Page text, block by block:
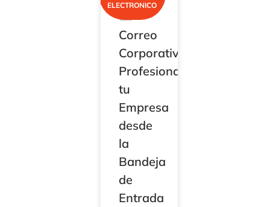
ELECTRONICO
Correo
Corporativo:
Profesionaliza
tu
Empresa
desde
la
Bandeja
de
Entrada